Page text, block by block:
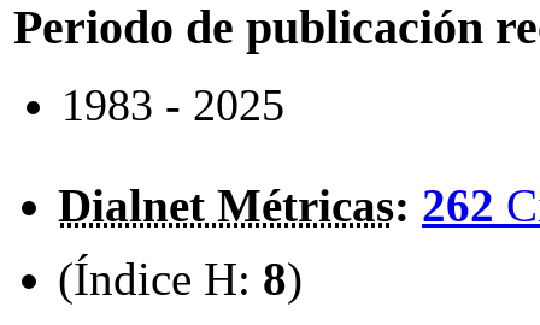
Periodo de publicación
1983 - 2025
Dialnet Métricas: 262
(Índice H: 8)